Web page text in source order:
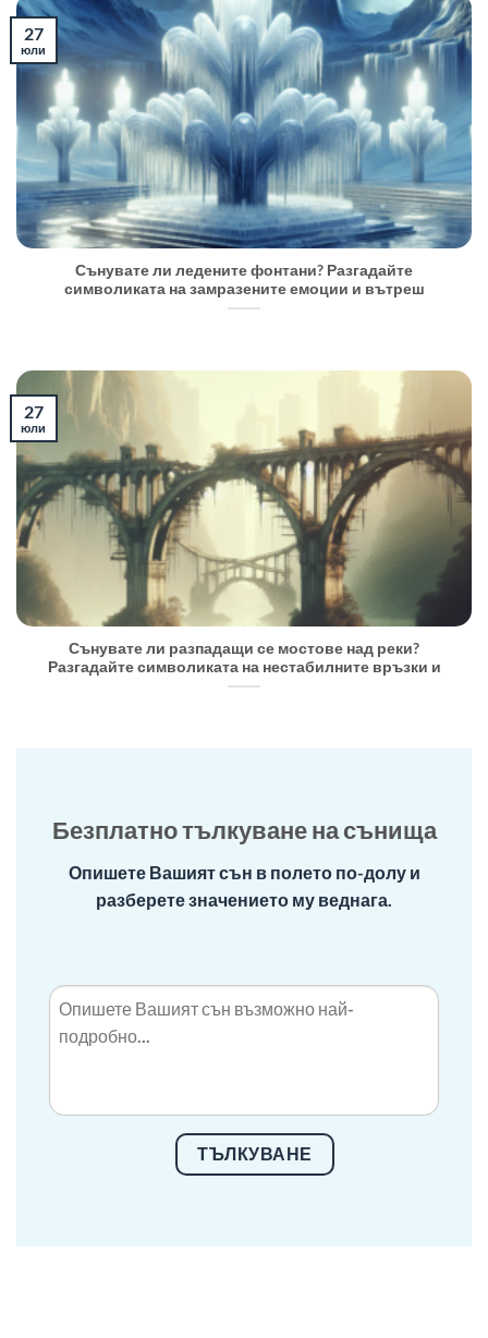
Сънувате ли ледените фонтани? Разгадайте
символиката на замразените емоции и вътреш
27
юли
Сънувате ли разпадащи се мостове над реки?
Разгадайте символиката на нестабилните връзки и
27
юли
Безплатно тълкуване на сънища
Опишете Вашият сън в полето по-долу и
разберете значението му веднага.
ТЪЛКУВАНЕ